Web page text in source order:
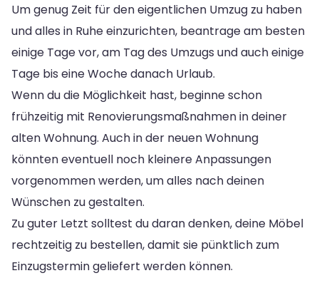
Um genug Zeit für den eigentlichen Umzug zu haben
und alles in Ruhe einzurichten, beantrage am besten
einige Tage vor, am Tag des Umzugs und auch einige
Tage bis eine Woche danach Urlaub.
Wenn du die Möglichkeit hast, beginne schon
frühzeitig mit Renovierungsmaßnahmen in deiner
alten Wohnung. Auch in der neuen Wohnung
könnten eventuell noch kleinere Anpassungen
vorgenommen werden, um alles nach deinen
Wünschen zu gestalten.
Zu guter Letzt solltest du daran denken, deine Möbel
rechtzeitig zu bestellen, damit sie pünktlich zum
Einzugstermin geliefert werden können.